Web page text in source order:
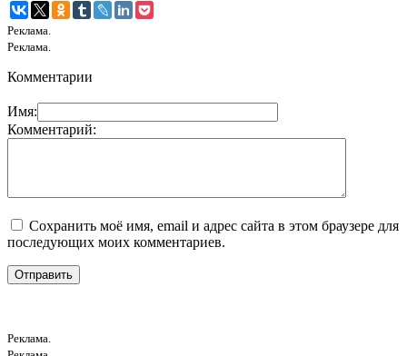
Реклама.
Реклама.
Комментарии
Имя:
Комментарий:
Сохранить моё имя, email и адрес сайта в этом браузере для
последующих моих комментариев.
Реклама.